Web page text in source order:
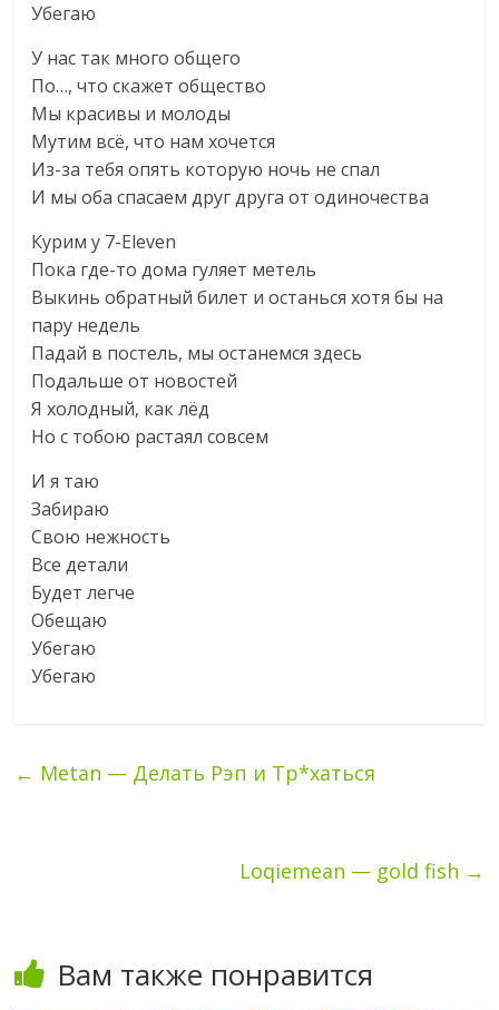
Убегаю
У нас так много общего
По…, что скажет общество
Мы красивы и молоды
Мутим всё, что нам хочется
Из-за тебя опять которую ночь не спал
И мы оба спасаем друг друга от одиночества
Курим у 7-Eleven
Пока где-то дома гуляет метель
Выкинь обратный билет и останься хотя бы на
пару недель
Падай в постель, мы останемся здесь
Подальше от новостей
Я холодный, как лёд
Но с тобою растаял совсем
И я таю
Забираю
Свою нежность
Все детали
Будет легче
Обещаю
Убегаю
Убегаю
← Metan — Делать Рэп и Тр*хаться
Loqiemean — gold fish →
Вам также понравится